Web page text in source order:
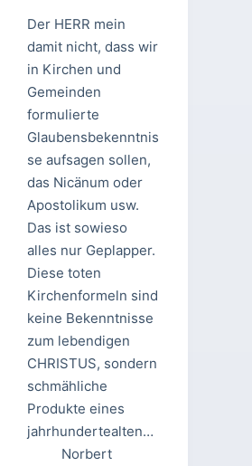
Der HERR mein
damit nicht, dass wir
in Kirchen und
Gemeinden
formulierte
Glaubensbekenntnis
se aufsagen sollen,
das Nicänum oder
Apostolikum usw.
Das ist sowieso
alles nur Geplapper.
Diese toten
Kirchenformeln sind
keine Bekenntnisse
zum lebendigen
CHRISTUS, sondern
schmähliche
Produkte eines
jahrhundertealten…
Norbert